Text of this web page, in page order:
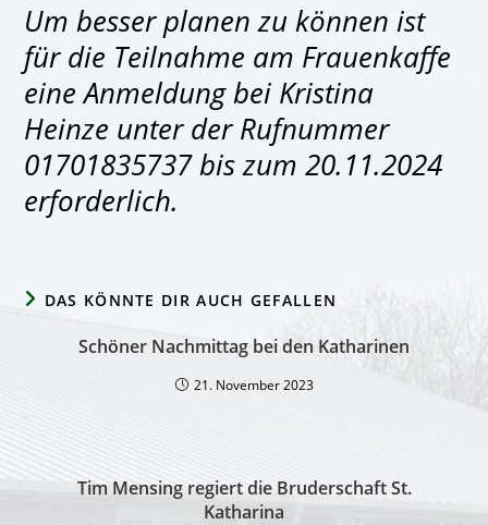
Um besser planen zu können ist
für die Teilnahme am Frauenkaffe
eine Anmeldung bei Kristina
Heinze unter der Rufnummer
01701835737 bis zum 20.11.2024
erforderlich.
DAS KÖNNTE DIR AUCH GEFALLEN
Schöner Nachmittag bei den Katharinen
21. November 2023
Tim Mensing regiert die Bruderschaft St.
Katharina